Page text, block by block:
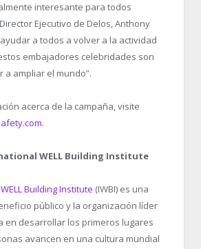
interesante para todos
Ejecutivo de Delos, Anthony
a todos a volver a la actividad
embajadores celebridades son
a ampliar el mundo”.
acerca de la campaña, visite
.
WELL Building Institute
Building Institute (IWBI) es una
público y la organización líder
en desarrollar los primeros lugares
avancen en una cultura mundial